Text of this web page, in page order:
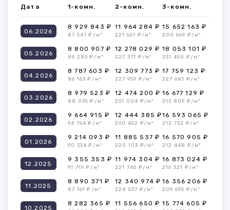
Дата 1-комн. 2-комн. 3-комн.
06.2026
8 929 843 ₽
87 547 ₽/м²
11 964 284 ₽
221 561 ₽/м²
15 652 163 ₽
200 669 ₽/м²
05.2026
8 800 907 ₽
86 283 ₽/м²
12 278 029 ₽
227 371 ₽/м²
18 053 101 ₽
231 450 ₽/м²
04.2026
8 787 603 ₽
86 153 ₽/м²
12 309 773 ₽
227 959 ₽/м²
17 759 123 ₽
227 681 ₽/м²
03.2026
8 979 523 ₽
88 035 ₽/м²
12 474 200 ₽
231 004 ₽/м²
16 677 129 ₽
213 809 ₽/м²
02.2026
9 664 915 ₽
94 754 ₽/м²
12 444 385 ₽
230 452 ₽/м²
16 593 065 ₽
212 732 ₽/м²
01.2026
9 214 093 ₽
90 334 ₽/м²
11 885 537 ₽
220 103 ₽/м²
16 570 905 ₽
212 448 ₽/м²
12.2025
9 355 353 ₽
91 719 ₽/м²
11 974 304 ₽
221 746 ₽/м²
16 873 024 ₽
216 321 ₽/м²
11.2025
8 890 371 ₽
87 161 ₽/м²
12 340 974 ₽
228 537 ₽/м²
16 356 206 ₽
209 695 ₽/м²
10.2025
8 282 365 ₽ 11 556 650 ₽ 15 774 605 ₽